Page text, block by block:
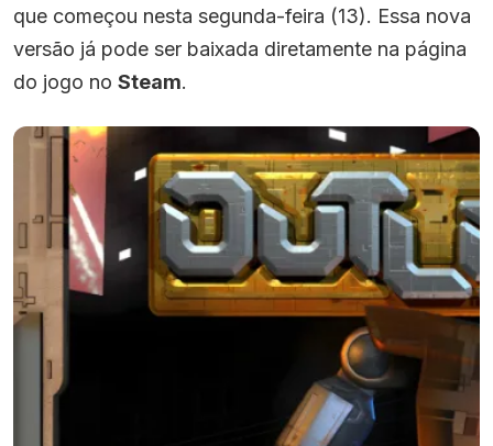
que começou nesta segunda-feira (13). Essa nova
versão já pode ser baixada diretamente na página
do jogo no Steam.